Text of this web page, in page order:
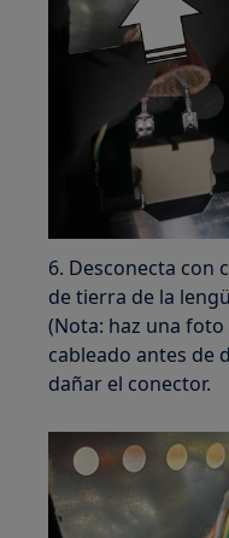
6. Desconecta con
de tierra de la
(Nota: haz una
cableado antes de
dañar el conector.